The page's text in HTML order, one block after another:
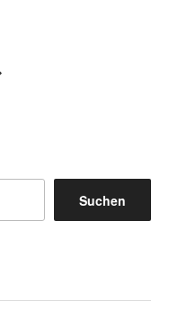
Suchen